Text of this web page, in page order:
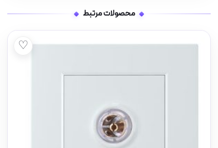
محصولات مرتبط
♡